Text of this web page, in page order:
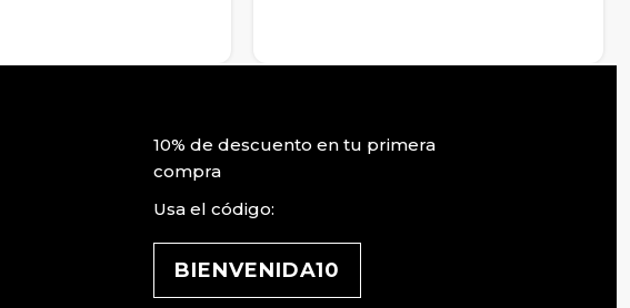
10% de descuento en tu primera
compra
Usa el código:
BIENVENIDA10